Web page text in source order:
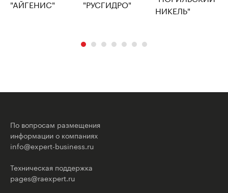
По вопросам размещения
информации о компаниях
info@expert-business.ru
Техническая поддержка
pages@raexpert.ru